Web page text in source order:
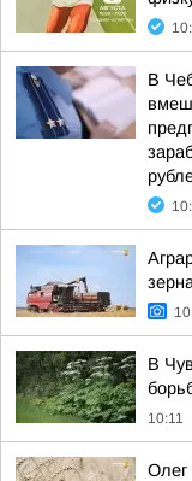
В
зерна
В
10:11
Олег